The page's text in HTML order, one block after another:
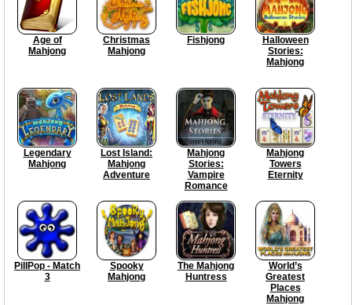
Age of
Mahjong
Christmas
Mahjong
Fishjong
Halloween
Stories:
Mahjong
Legendary
Mahjong
Lost Island:
Mahjong
Adventure
Mahjong
Stories:
Vampire
Romance
Mahjong
Towers
Eternity
PillPop - Match
3
Spooky
Mahjong
The Mahjong
Huntress
World’s
Greatest
Places
Mahjong